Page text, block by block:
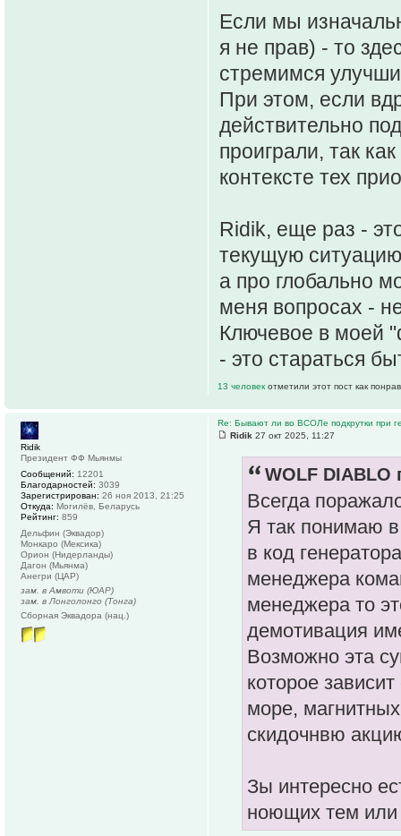
Если мы
я не прав) - то
стремимся
При этом, если
действительно
проиграли, так
контексте тех
Ridik, еще раз -
текущую
а про глобально
меня вопросах -
Ключевое в моей
- это стараться
13 человек отметили этот пост как
Re: Бывают ли во ВСОЛе подкрутки при
Ridik 27 окт 2025, 11:27
WOLF DIABLO
Всегда
Я так понимаю в
в код
менеджера
менеджера то
демотивация
Возможно эта
которое
море,
скидочнвю
Зы интересно
ноющих тем или
Ridik
Президент ФФ Мьянмы
Сообщений: 12201
Благодарностей: 3039
Зарегистрирован: 26 ноя 2013, 21:25
Откуда: Могилёв, Беларусь
Рейтинг: 859
Дельфин (Эквадор)
Монкаро (Мексика)
Орион (Нидерланды)
Дагон (Мьянма)
Анегри (ЦАР)
зам. в Амвоти (ЮАР)
зам. в Лонголонго (Тонга)
Сборная Эквадора (нац.)